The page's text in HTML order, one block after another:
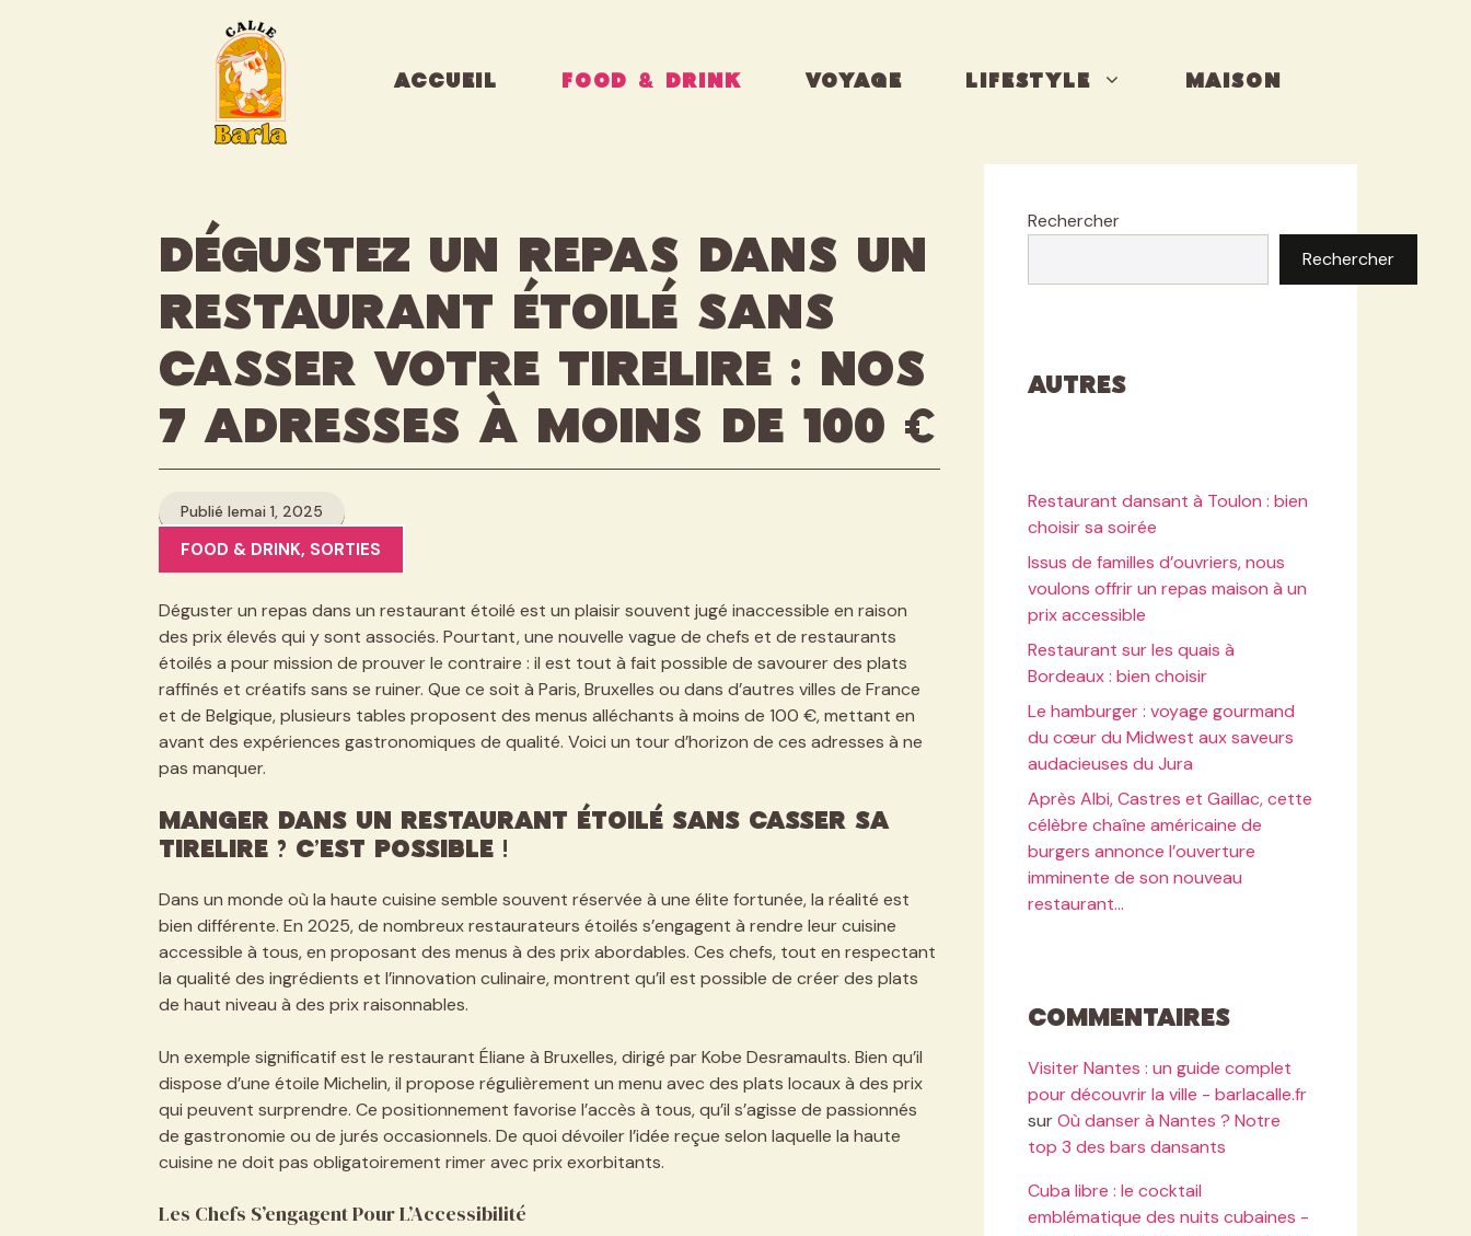
ACCUEIL FOOD & DRINK VOYAGE LIFESTYLE MAISON
Dégustez un repas dans un
restaurant étoilé sans
casser votre tirelire : nos
7 adresses à moins de 100 €
Publié lemai 1, 2025
FOOD & DRINK, SORTIES
Déguster un repas dans un restaurant étoilé est un plaisir souvent jugé inaccessible en raison
des prix élevés qui y sont associés. Pourtant, une nouvelle vague de chefs et de restaurants
étoilés a pour mission de prouver le contraire : il est tout à fait possible de savourer des plats
raffinés et créatifs sans se ruiner. Que ce soit à Paris, Bruxelles ou dans d’autres villes de France
et de Belgique, plusieurs tables proposent des menus alléchants à moins de 100 €, mettant en
avant des expériences gastronomiques de qualité. Voici un tour d’horizon de ces adresses à ne
pas manquer.
Manger Dans Un Restaurant Étoilé Sans Casser Sa
Tirelire ? C’est Possible !
Dans un monde où la haute cuisine semble souvent réservée à une élite fortunée, la réalité est
bien différente. En 2025, de nombreux restaurateurs étoilés s’engagent à rendre leur cuisine
accessible à tous, en proposant des menus à des prix abordables. Ces chefs, tout en respectant
la qualité des ingrédients et l’innovation culinaire, montrent qu’il est possible de créer des plats
de haut niveau à des prix raisonnables.
Un exemple significatif est le restaurant Éliane à Bruxelles, dirigé par Kobe Desramaults. Bien qu’il
dispose d’une étoile Michelin, il propose régulièrement un menu avec des plats locaux à des prix
qui peuvent surprendre. Ce positionnement favorise l’accès à tous, qu’il s’agisse de passionnés
de gastronomie ou de jurés occasionnels. De quoi dévoiler l’idée reçue selon laquelle la haute
cuisine ne doit pas obligatoirement rimer avec prix exorbitants.
Les Chefs S’engagent Pour L’Accessibilité
Rechercher
Rechercher
Autres
Restaurant dansant à Toulon : bien
choisir sa soirée
Issus de familles d’ouvriers, nous
voulons offrir un repas maison à un
prix accessible
Restaurant sur les quais à
Bordeaux : bien choisir
Le hamburger : voyage gourmand
du cœur du Midwest aux saveurs
audacieuses du Jura
Après Albi, Castres et Gaillac, cette
célèbre chaîne américaine de
burgers annonce l’ouverture
imminente de son nouveau
restaurant…
Commentaires
Visiter Nantes : un guide complet
pour découvrir la ville - barlacalle.fr
surOù danser à Nantes ? Notre
top 3 des bars dansants
Cuba libre : le cocktail
emblématique des nuits cubaines -